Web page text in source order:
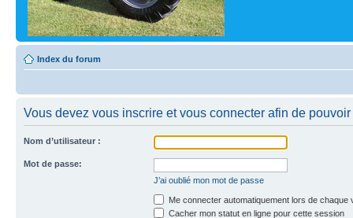
Index du forum
Vous devez vous inscrire et vous connecter afin de
Nom d’utilisateur :
Mot de passe:
J’ai oublié mon mot de passe
Me connecter automatiquement lors de chaque
Cacher mon statut en ligne pour cette session